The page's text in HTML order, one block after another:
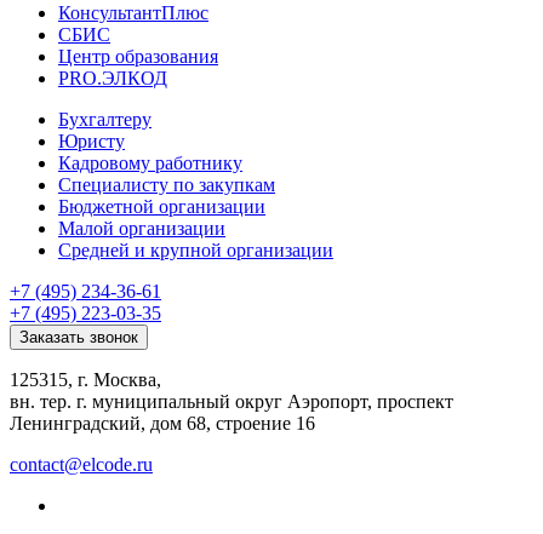
КонсультантПлюс
СБИС
Центр образования
PRO.ЭЛКОД
Бухгалтеру
Юристу
Кадровому работнику
Специалисту по закупкам
Бюджетной организации
Малой организации
Средней и крупной организации
+7 (495) 234-36-61
+7 (495) 223-03-35
Заказать звонок
125315, г. Москва,
вн. тер. г. муниципальный округ Аэропорт, проспект
Ленинградский, дом 68, строение 16
contact@elcode.ru